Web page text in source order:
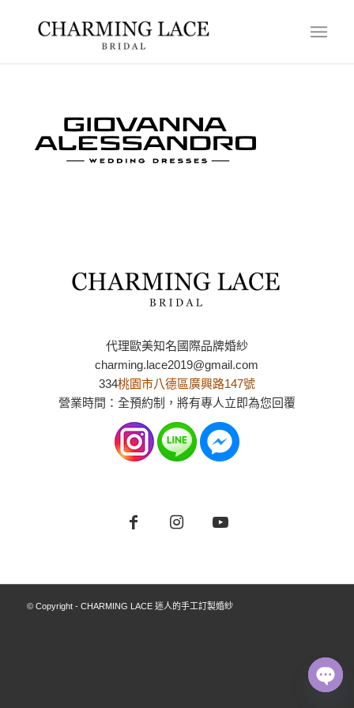
代理歐美知名國際品牌婚紗
charming.lace2019@gmail.com
334桃園市八德區廣興路147號
營業時間：全預約制，將有專人立即為您回覆
© Copyright - CHARMING LACE 迷人的手工訂製婚紗